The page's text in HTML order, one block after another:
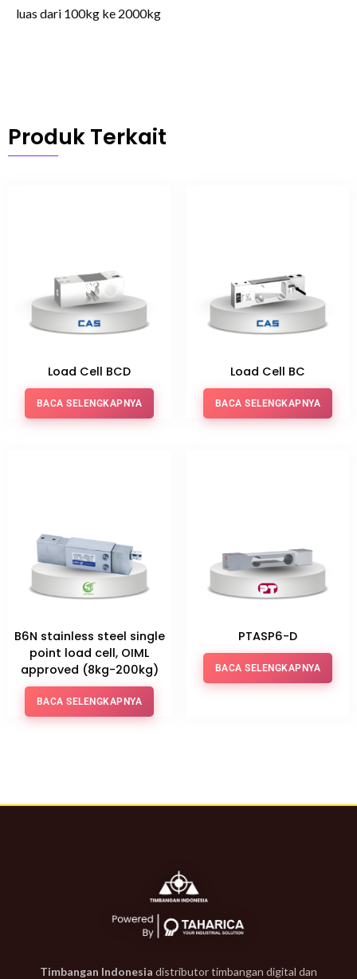
luas dari 100kg ke 2000kg
Produk Terkait
Load Cell BCD
BACA SELENGKAPNYA
Load Cell BC
BACA SELENGKAPNYA
B6N stainless steel single
point load cell, OIML
approved (8kg-200kg)
BACA SELENGKAPNYA
PTASP6-D
BACA SELENGKAPNYA
Timbangan Indonesia distributor timbangan digital dan